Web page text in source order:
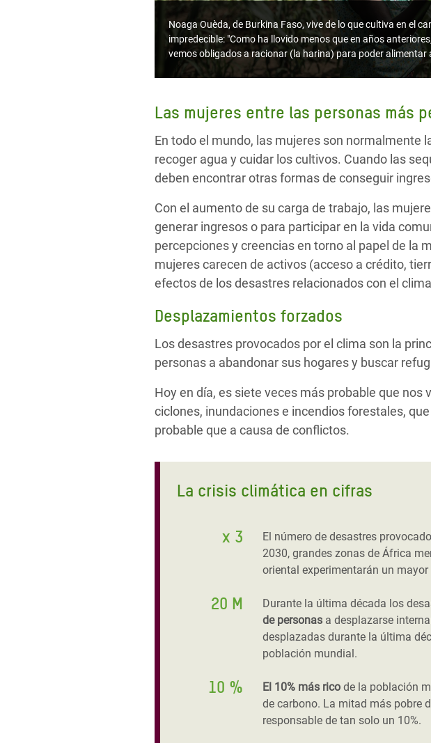
Noaga Ouèda, de Burkina Faso, vive de lo que cultiva en el
impredecible: "Como ha llovido menos que en años
vemos obligados a racionar (la harina) para poder alimentar
Las mujeres entre las personas más
En todo el mundo, las mujeres son normalmente
recoger agua y cuidar los cultivos. Cuando las
deben encontrar otras formas de conseguir
Con el aumento de su carga de trabajo, las
generar ingresos o para participar en la vida
percepciones y creencias en torno al papel de la
mujeres carecen de activos (acceso a crédito,
efectos de los desastres relacionados con el
Desplazamientos forzados
Los desastres provocados por el clima son la
personas a abandonar sus hogares y buscar
Hoy en día, es siete veces más probable que
ciclones, inundaciones e incendios forestales,
probable que a causa de conflictos.
La crisis climática en cifras
x 3 El número de desastres
2030, grandes zonas de África
oriental experimentarán un
20 M Durante la última década los
de personas a desplazarse
desplazadas durante la última
población mundial.
10 % El 10% más rico de la población
de carbono. La mitad más pobre
responsable de tan solo un 10%.